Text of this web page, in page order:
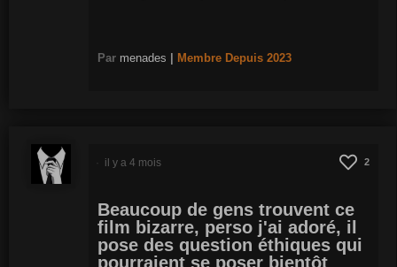
Par menades Membre Depuis 2023
2
Beaucoup de gens trouvent ce
film bizarre, perso j'ai adoré, il
pose des question éthiques qui
pourraient se poser bientôt
il y a 4 mois